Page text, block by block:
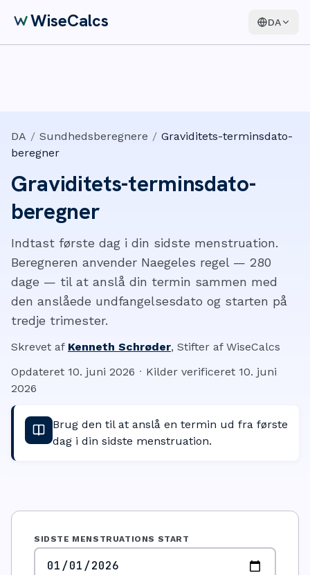
WiseCalcs DA
DA / Sundhedsberegnere / Graviditets-terminsdato-
beregner
Graviditets-terminsdato-
beregner
Indtast første dag i din sidste menstruation.
Beregneren anvender Naegeles regel — 280
dage — til at anslå din termin sammen med
den anslåede undfangelsesdato og starten på
tredje trimester.
Skrevet af Kenneth Schrøder, Stifter af WiseCalcs
Opdateret 10. juni 2026 · Kilder verificeret 10. juni
2026
Brug den til at anslå en termin ud fra første
dag i din sidste menstruation.
SIDSTE MENSTRUATIONS START